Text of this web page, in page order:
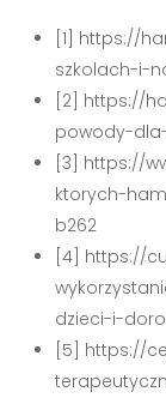
[1] https://
szkolach-i-
[2] https://
powody-
[3] https://
ktorych-
b262
[4] https://
dzieci-i-
[5] https://